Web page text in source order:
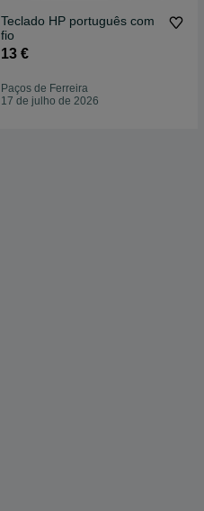
Teclado HP português com
fio
13 €
Paços de Ferreira
17 de julho de 2026